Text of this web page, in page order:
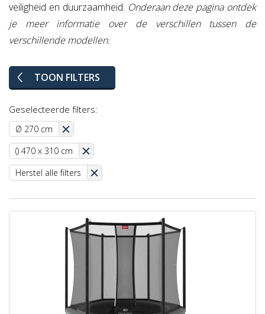
veiligheid en duurzaamheid. Onderaan deze pagina ontdek
je meer informatie over de verschillen tussen de
verschillende modellen.
TOON FILTERS
Geselecteerde filters:
Ø 270 cm
() 470 x 310 cm
Herstel alle filters